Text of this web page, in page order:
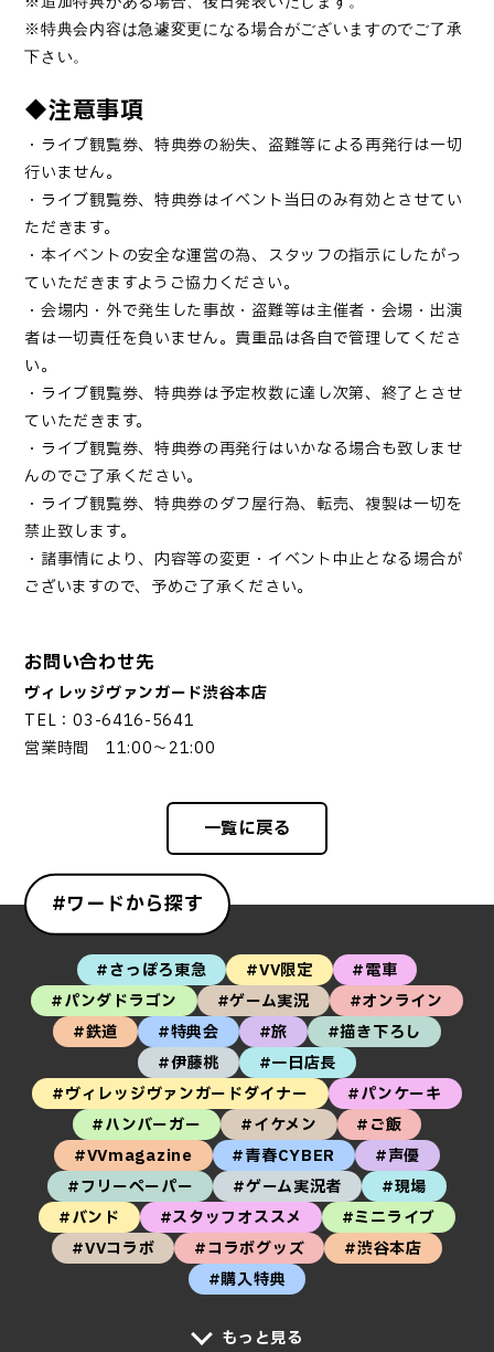
※特典会内容は急遽変更になる場合がございますのでご了承
下さい。
◆注意事項
・ライブ観覧券、特典券の紛失、盗難等による再発行は一切
行いません。
・ライブ観覧券、特典券はイベント当日のみ有効とさせてい
ただきます。
・本イベントの安全な運営の為、スタッフの指示にしたがっ
ていただきますようご協力ください。
・会場内・外で発生した事故・盗難等は主催者・会場・出演
者は一切責任を負いません。貴重品は各自で管理してくださ
い。
・ライブ観覧券、特典券は予定枚数に達し次第、終了とさせ
ていただきます。
・ライブ観覧券、特典券の再発行はいかなる場合も致しませ
んのでご了承ください。
・ライブ観覧券、特典券のダフ屋行為、転売、複製は一切を
禁止致します。
・諸事情により、内容等の変更・イベント中止となる場合が
ございますので、予めご了承ください。
お問い合わせ先
ヴィレッジヴァンガード渋谷本店
TEL：03-6416-5641
営業時間 11:00～21:00
一覧に戻る
#ワードから探す
#さっぽろ東急 #VV限定
#電車
#パンダドラゴン
#ゲーム実況
#オンライン
#鉄道
#特典会 #旅
#描き下ろし
#伊藤桃
#一日店長
#ヴィレッジヴァンガードダイナー
#パンケーキ
#ハンバーガー
#イケメン
#ご飯
#VVmagazine
#青春CYBER
#声優
#フリーペーパー
#ゲーム実況者
#現場
#バンド
#スタッフオススメ
#ミニライブ
#VVコラボ
#コラボグッズ
#渋谷本店
#購入特典
もっと見る